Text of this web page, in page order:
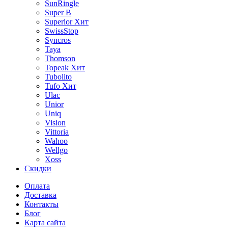
SunRingle
Super B
Superior Хит
SwissStop
Syncros
Taya
Thomson
Topeak Хит
Tubolito
Tufo Хит
Ulac
Unior
Uniq
Vision
Vittoria
Wahoo
Wellgo
Xoss
Скидки
Оплата
Доставка
Контакты
Блог
Карта сайта